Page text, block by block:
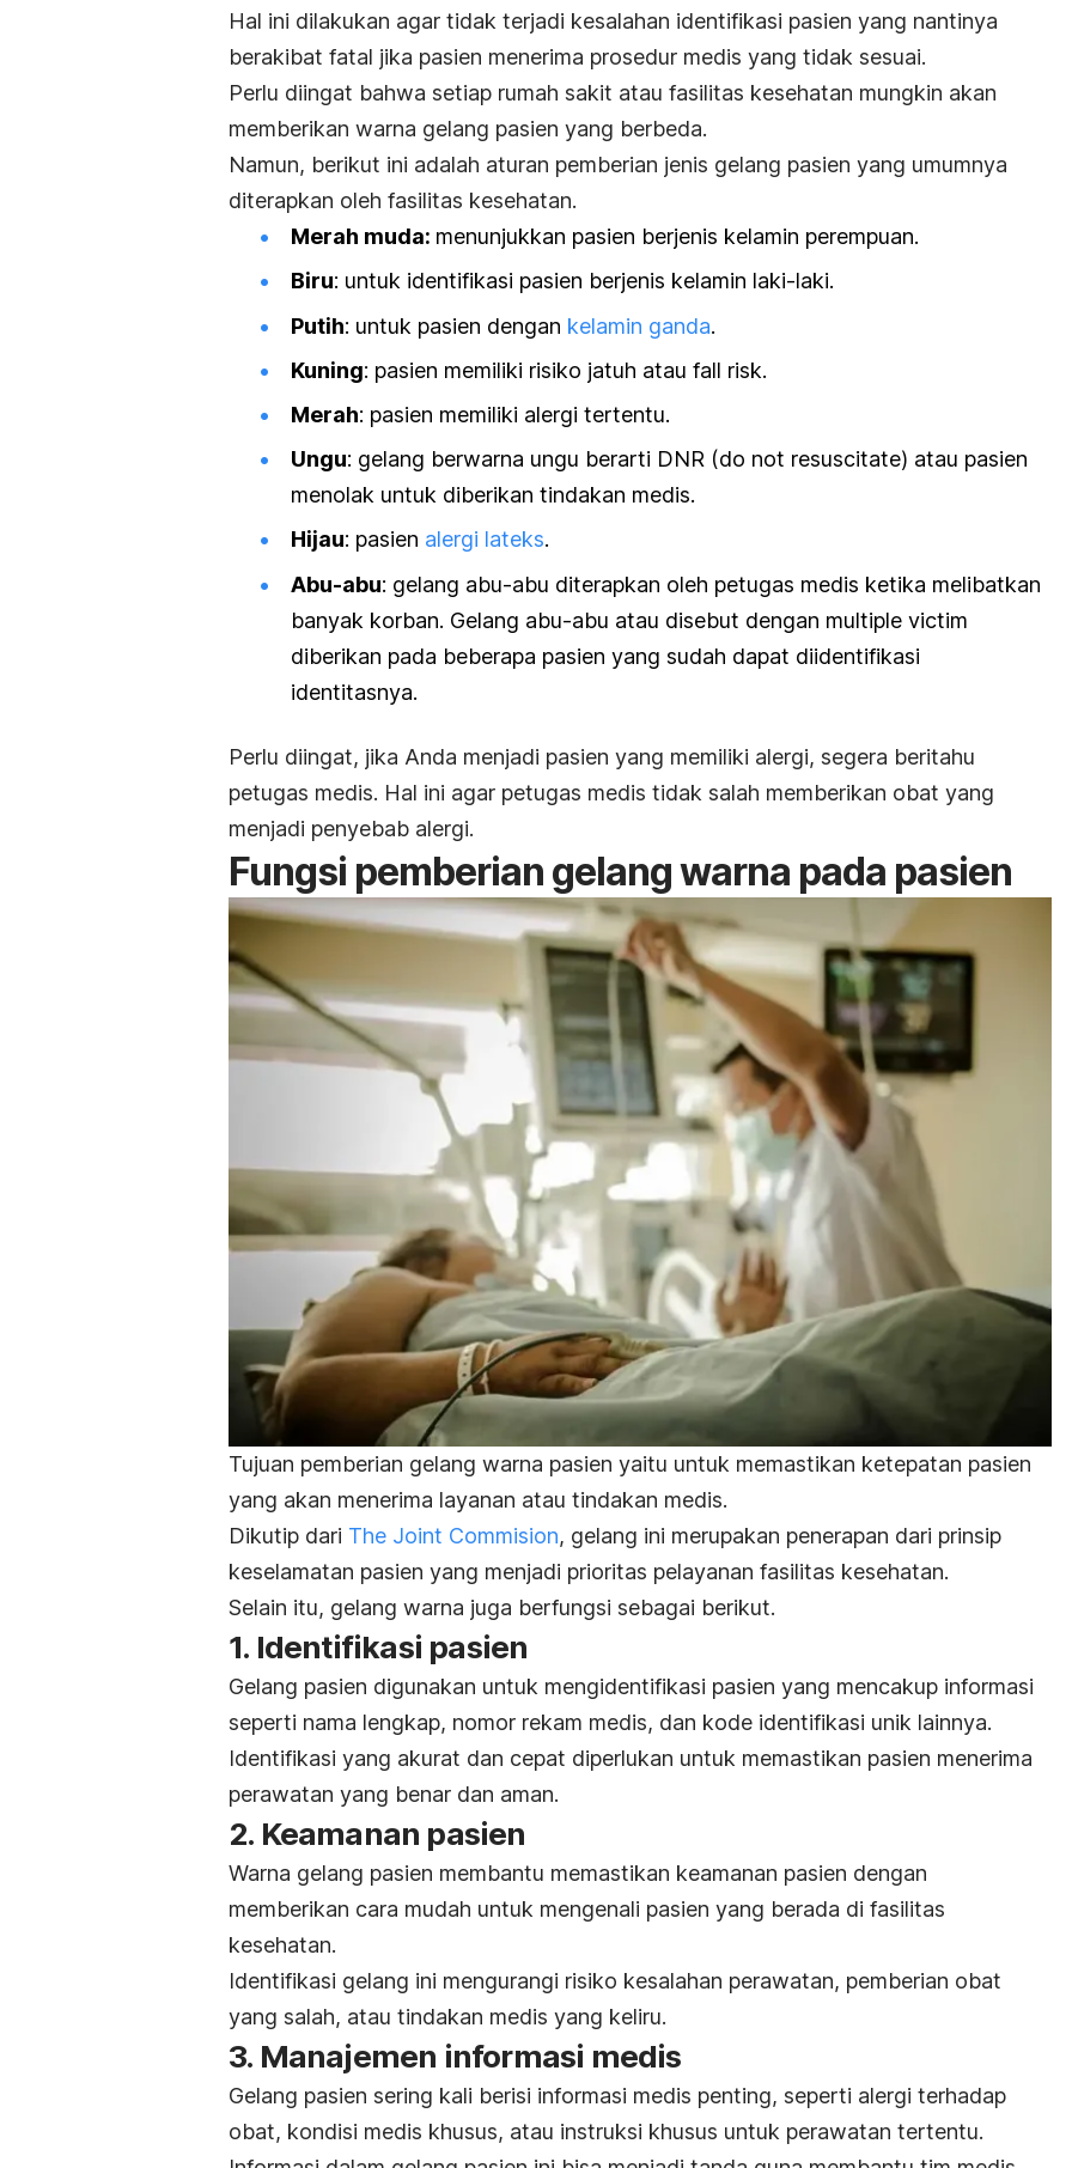
Hal ini dilakukan agar tidak terjadi kesalahan identifikasi pasien yang nantinya
berakibat fatal jika pasien menerima prosedur medis yang tidak sesuai.
Perlu diingat bahwa setiap rumah sakit atau fasilitas kesehatan mungkin akan
memberikan warna gelang pasien yang berbeda.
Namun, berikut ini adalah aturan pemberian jenis gelang pasien yang umumnya
diterapkan oleh fasilitas kesehatan.
Merah muda: menunjukkan pasien berjenis kelamin perempuan.
Biru: untuk identifikasi pasien berjenis kelamin laki-laki.
Putih: untuk pasien dengan kelamin ganda.
Kuning: pasien memiliki risiko jatuh atau fall risk.
Merah: pasien memiliki alergi tertentu.
Ungu: gelang berwarna ungu berarti DNR (do not resuscitate) atau pasien
menolak untuk diberikan tindakan medis.
Hijau: pasien alergi lateks.
Abu-abu: gelang abu-abu diterapkan oleh petugas medis ketika melibatkan
banyak korban. Gelang abu-abu atau disebut dengan multiple victim
diberikan pada beberapa pasien yang sudah dapat diidentifikasi
identitasnya.
Perlu diingat, jika Anda menjadi pasien yang memiliki alergi, segera beritahu
petugas medis. Hal ini agar petugas medis tidak salah memberikan obat yang
menjadi penyebab alergi.
Fungsi pemberian gelang warna pada pasien
Tujuan pemberian gelang warna pasien yaitu untuk memastikan ketepatan pasien
yang akan menerima layanan atau tindakan medis.
Dikutip dari The Joint Commision, gelang ini merupakan penerapan dari prinsip
keselamatan pasien yang menjadi prioritas pelayanan fasilitas kesehatan.
Selain itu, gelang warna juga berfungsi sebagai berikut.
1. Identifikasi pasien
Gelang pasien digunakan untuk mengidentifikasi pasien yang mencakup informasi
seperti nama lengkap, nomor rekam medis, dan kode identifikasi unik lainnya.
Identifikasi yang akurat dan cepat diperlukan untuk memastikan pasien menerima
perawatan yang benar dan aman.
2. Keamanan pasien
Warna gelang pasien membantu memastikan keamanan pasien dengan
memberikan cara mudah untuk mengenali pasien yang berada di fasilitas
kesehatan.
Identifikasi gelang ini mengurangi risiko kesalahan perawatan, pemberian obat
yang salah, atau tindakan medis yang keliru.
3. Manajemen informasi medis
Gelang pasien sering kali berisi informasi medis penting, seperti alergi terhadap
obat, kondisi medis khusus, atau instruksi khusus untuk perawatan tertentu.